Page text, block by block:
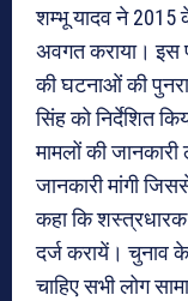
शम्भू यादव ने 2015
अवगत कराया। इस
की घटनाओं की
सिंह को निर्देशित
मामलों की
जानकारी मांगी
कहा कि
दर्ज करायें। चुनाव
चाहिए सभी लोग